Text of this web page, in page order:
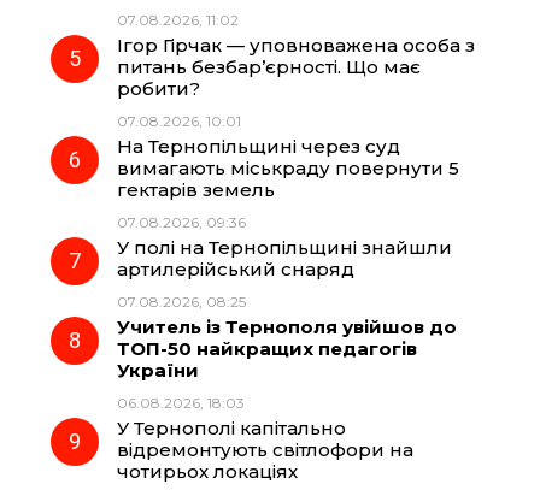
07.08.2026, 11:02
Ігор Гірчак — уповноважена особа з
питань безбар’єрності. Що має
робити?
07.08.2026, 10:01
На Тернопільщині через суд
вимагають міськраду повернути 5
гектарів земель
07.08.2026, 09:36
У полі на Тернопільщині знайшли
артилерійський снаряд
07.08.2026, 08:25
Учитель із Тернополя увійшов до
ТОП-50 найкращих педагогів
України
06.08.2026, 18:03
У Тернополі капітально
відремонтують світлофори на
чотирьох локаціях